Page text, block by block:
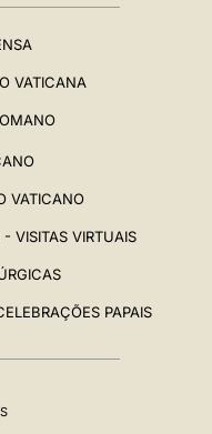
VATICANA
VATICANO
VISITAS VIRTUAIS
PAPAIS